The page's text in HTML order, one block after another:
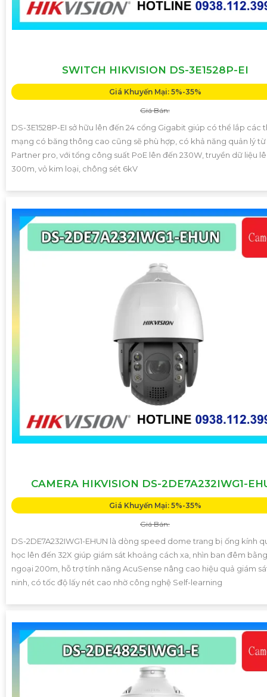
SWITCH HIKVISION DS-3E1528P-EI
Giá Khuyến Mại: 5%-35%
Giá Bán:
DS-3E1528P-EI sở hữu lên đến 24 cổng Gigabit giúp có thể lắp các
mạng có băng thông cao cũng sẽ phù hợp, có khả năng quản lý
Partner pro, với tổng công suất PoE lên đến 230W, truyền dữ liệu
300m, vỏ kim loại, chông sét 6kV
CAMERA HIKVISION DS-2DE7A232IWG1-
Giá Khuyến Mại: 5%-35%
Giá Bán:
DS-2DE7A232IWG1-EHUN là dòng speed dome trang bị ống kính
học lên đến 32X giúp giám sát khoảng cách xa, nhìn ban đêm
ngoại 200m, hỗ trợ tính năng AcuSense nâng cao hiệu quả giám
ninh, có tốc độ lấy nét cao nhờ công nghệ Self-learning